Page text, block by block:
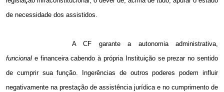
de necessidade dos assistidos.
A CF garante a autonomia administrativa,
funcional e financeira cabendo à própria Instituição se prezar no sentido
de cumprir sua função. Ingerências de outros poderes podem influir
negativamente na prestação de assistência jurídica e no cumprimento de